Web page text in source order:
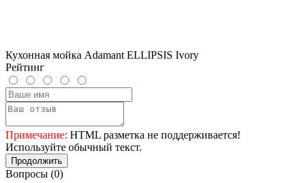
Кухонная мойка Adamant ELLIPSIS Ivory
Рейтинг
Примечание: HTML разметка не поддерживается!
Используйте обычный текст.
Продолжить
Вопросы (0)